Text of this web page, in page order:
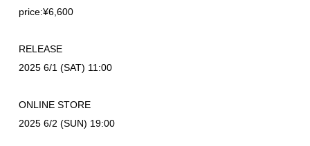
price:¥6,600
RELEASE
2025 6/1 (SAT) 11:00
ONLINE STORE
2025 6/2 (SUN) 19:00